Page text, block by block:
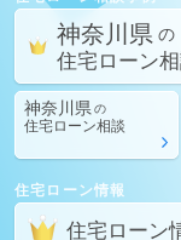
神奈川県 の
住宅ローン
神奈川県 の
住宅ローン相談
住宅ローン情報
住宅ローン